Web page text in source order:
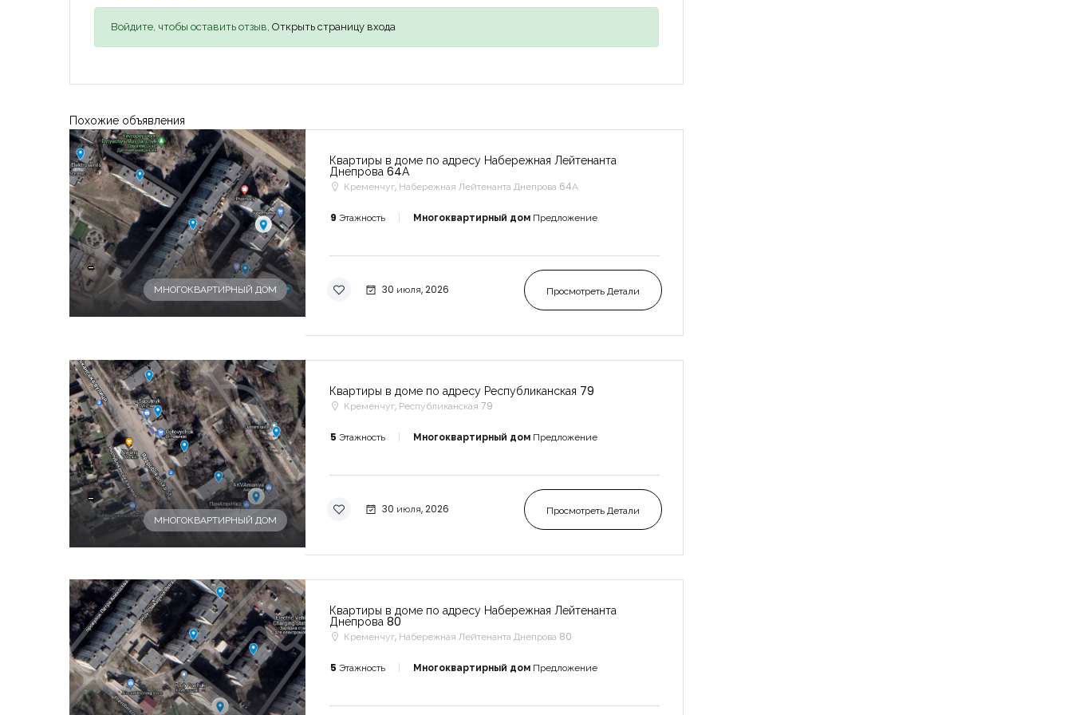
Войдите, чтобы оставить отзыв, Открыть страницу входа
Похожие объявления
-
МНОГОКВАРТИРНЫЙ ДОМ
Квартиры в доме по адресу Набережная Лейтенанта
Днепрова 64А
Кременчуг, Набережная Лейтенанта Днепрова 64А
9 Этажность Многоквартирный дом Предложение
30 июля, 2026 Просмотреть Детали
-
МНОГОКВАРТИРНЫЙ ДОМ
Квартиры в доме по адресу Республиканская 79
Кременчуг, Республиканская 79
5 Этажность Многоквартирный дом Предложение
30 июля, 2026 Просмотреть Детали
Квартиры в доме по адресу Набережная Лейтенанта
Днепрова 80
Кременчуг, Набережная Лейтенанта Днепрова 80
5 Этажность Многоквартирный дом Предложение